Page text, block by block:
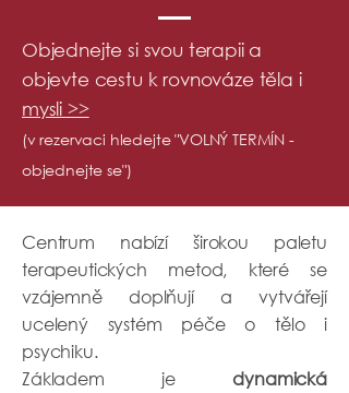
Objednejte si svou terapii a
objevte cestu k rovnováze těla i
mysli >>
(v rezervaci hledejte "VOLNÝ TERMÍN -
objednejte se")
Centrum nabízí širokou paletu
terapeutických metod, které se
vzájemně doplňují a vytvářejí
ucelený systém péče o tělo i
psychiku.
Základem je dynamická